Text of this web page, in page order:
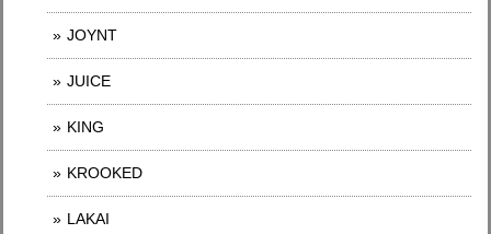
JOYNT
JUICE
KING
KROOKED
LAKAI